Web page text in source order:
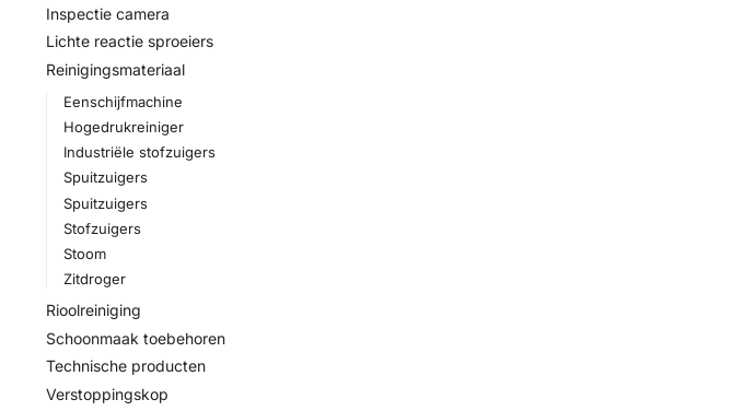
Inspectie camera
Lichte reactie sproeiers
Reinigingsmateriaal
Eenschijfmachine
Hogedrukreiniger
Industriële stofzuigers
Spuitzuigers
Spuitzuigers
Stofzuigers
Stoom
Zitdroger
Rioolreiniging
Schoonmaak toebehoren
Technische producten
Verstoppingskop